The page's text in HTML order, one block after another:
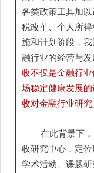
各类政策工具加
税改革、个人所
施和计划阶段，
融行业的经营与发
收不仅是金融行
场稳定健康发展
收对金融行业研究
在此背景下
收研究中心，定
学术活动、课题